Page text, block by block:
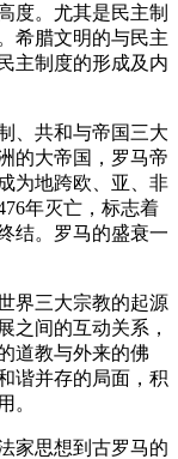
度。尤其是民主制
希腊文明的与民主
主制度的形成及内
、共和与帝国三大
的大帝国，罗马帝
为地跨欧、亚、非
年灭亡，标志着
结。罗马的盛衰一
界三大宗教的起源
之间的互动关系，
道教与外来的佛
谐并存的局面，积
。
家思想到古罗马的